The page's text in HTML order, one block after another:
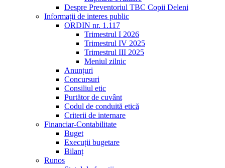
Despre Preventoriul TBC Copii Deleni
Informații de interes public
ORDIN nr. 1.117
Trimestrul I 2026
Trimestrul IV 2025
Trimestrul III 2025
Meniul zilnic
Anunțuri
Concursuri
Consiliul etic
Purtător de cuvânt
Codul de conduită etică
Criterii de internare
Financiar-Contabilitate
Buget
Execuții bugetare
Bilanț
Runos